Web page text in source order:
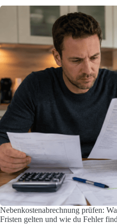
Nebenkostenabrechnung prüfen:
Fristen gelten und wie du Fehler